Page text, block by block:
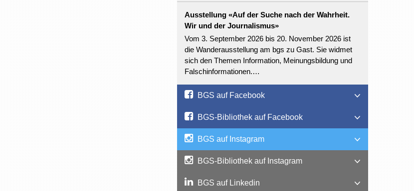
Ausstellung «Auf der Suche nach der Wahrheit.
Wir und der Journalismus»
Vom 3. September 2026 bis 20. November 2026 ist
die Wanderausstellung am bgs zu Gast. Sie widmet
sich den Themen Information, Meinungsbildung und
Falschinformationen.…
BGS auf Facebook
BGS-Bibliothek auf Facebook
BGS auf Instagram
BGS-Bibliothek auf Instagram
BGS auf Linkedin